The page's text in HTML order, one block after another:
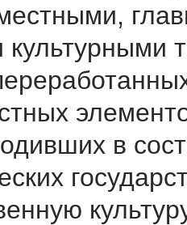
культурными
в